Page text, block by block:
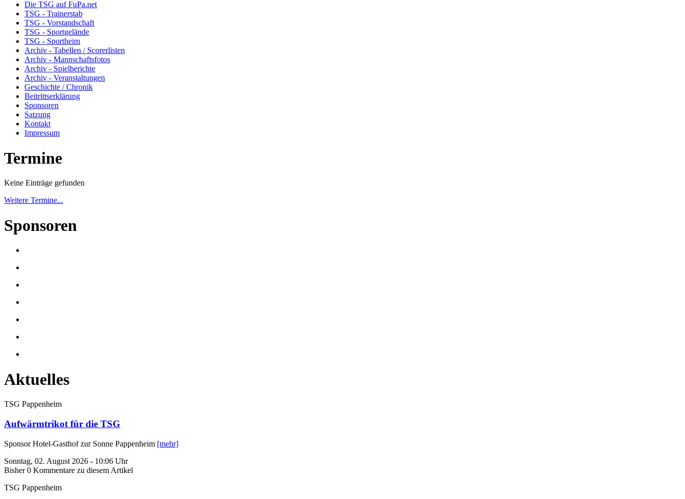
Die TSG auf FuPa.net
TSG - Trainerstab
TSG - Vorstandschaft
TSG - Sportgelände
TSG - Sportheim
Archiv - Tabellen / Scorerlisten
Archiv - Mannschaftsfotos
Archiv - Spielberichte
Archiv - Veranstaltungen
Geschichte / Chronik
Beitrittserklärung
Sponsoren
Satzung
Kontakt
Impressum
Termine
Keine Einträge gefunden
Weitere Termine...
Sponsoren
Aktuelles
TSG Pappenheim
Aufwärmtrikot für die TSG
Sponsor Hotel-Gasthof zur Sonne Pappenheim [mehr]
Sonntag, 02. August 2026 - 10:06 Uhr
Bisher 0 Kommentare zu diesem Artikel
TSG Pappenheim